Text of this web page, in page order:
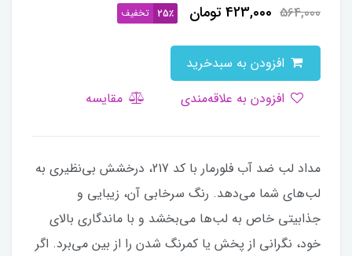
564,000
423,000تومان 25٪ تخفیف
مقایسه
مداد لب ضد آب فلورمار با کد 217، درخشش بی‌نظیری به
لب‌های شما می‌دهد. رنگ سرخابی آن، زیبایی و
جذابیتی خاص به لب‌ها می‌بخشد و با ماندگاری بالای
خود، نگرانی از پخش یا کمرنگ شدن را از بین می‌برد. اگر